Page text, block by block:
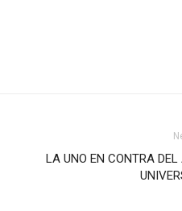
LA UNO EN CONTRA DEL